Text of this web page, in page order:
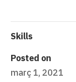
Skills
Posted on
març 1, 2021